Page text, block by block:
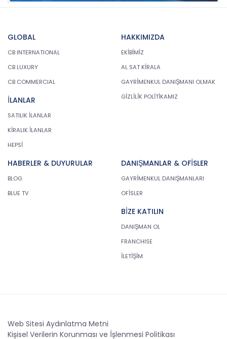
GLOBAL
CB INTERNATIONAL
CB LUXURY
CB COMMERCIAL
İLANLAR
SATILIK İLANLAR
KİRALIK İLANLAR
HEPSİ
HAKKIMIZDA
EKİBİMİZ
AL SAT KİRALA
GAYRİMENKUL DANIŞMANI OLMAK
GİZLİLİK POLİTİKAMIZ
HABERLER & DUYURULAR
BLOG
BLUE TV
DANIŞMANLAR & OFİSLER
GAYRİMENKUL DANIŞMANLARI
OFİSLER
BİZE KATILIN
DANIŞMAN OL
FRANCHISE
İLETİŞİM
Web Sitesi Aydınlatma Metni
Kişisel Verilerin Korunması ve İşlenmesi Politikası